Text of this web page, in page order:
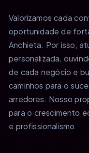
Valorizamos cada
oportunidade de
Anchieta. Por isso,
personalizada,
de cada negócio e
caminhos para o
arredores. Nosso
para o crescimento
e profissionalismo.